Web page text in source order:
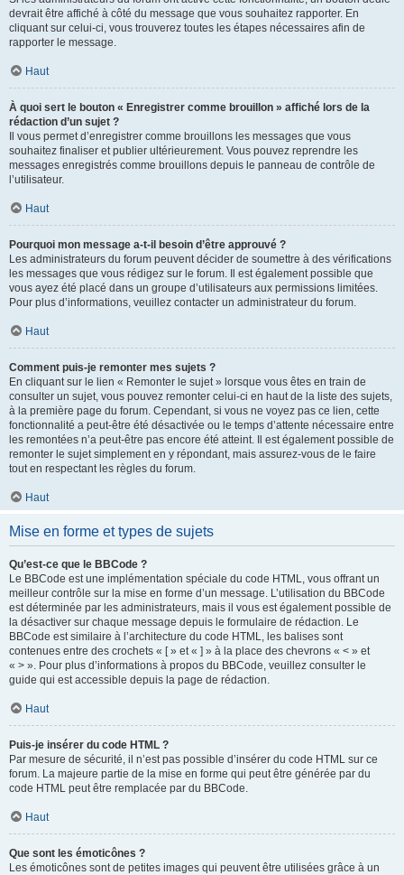
devrait être affiché à côté du message que vous souhaitez rapporter. En
cliquant sur celui-ci, vous trouverez toutes les étapes nécessaires afin de
rapporter le message.
Haut
À quoi sert le bouton « Enregistrer comme brouillon » affiché lors de la
rédaction d’un sujet ?
Il vous permet d’enregistrer comme brouillons les messages que vous
souhaitez finaliser et publier ultérieurement. Vous pouvez reprendre les
messages enregistrés comme brouillons depuis le panneau de contrôle de
l’utilisateur.
Haut
Pourquoi mon message a-t-il besoin d’être approuvé ?
Les administrateurs du forum peuvent décider de soumettre à des vérifications
les messages que vous rédigez sur le forum. Il est également possible que
vous ayez été placé dans un groupe d’utilisateurs aux permissions limitées.
Pour plus d’informations, veuillez contacter un administrateur du forum.
Haut
Comment puis-je remonter mes sujets ?
En cliquant sur le lien « Remonter le sujet » lorsque vous êtes en train de
consulter un sujet, vous pouvez remonter celui-ci en haut de la liste des sujets,
à la première page du forum. Cependant, si vous ne voyez pas ce lien, cette
fonctionnalité a peut-être été désactivée ou le temps d’attente nécessaire entre
les remontées n’a peut-être pas encore été atteint. Il est également possible de
remonter le sujet simplement en y répondant, mais assurez-vous de le faire
tout en respectant les règles du forum.
Haut
Mise en forme et types de sujets
Qu’est-ce que le BBCode ?
Le BBCode est une implémentation spéciale du code HTML, vous offrant un
meilleur contrôle sur la mise en forme d’un message. L’utilisation du BBCode
est déterminée par les administrateurs, mais il vous est également possible de
la désactiver sur chaque message depuis le formulaire de rédaction. Le
BBCode est similaire à l’architecture du code HTML, les balises sont
contenues entre des crochets « [ » et « ] » à la place des chevrons « < » et
« > ». Pour plus d’informations à propos du BBCode, veuillez consulter le
guide qui est accessible depuis la page de rédaction.
Haut
Puis-je insérer du code HTML ?
Par mesure de sécurité, il n’est pas possible d’insérer du code HTML sur ce
forum. La majeure partie de la mise en forme qui peut être générée par du
code HTML peut être remplacée par du BBCode.
Haut
Que sont les émoticônes ?
Les émoticônes sont de petites images qui peuvent être utilisées grâce à un